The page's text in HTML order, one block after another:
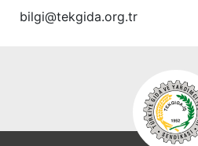
bilgi@tekgida.org.tr